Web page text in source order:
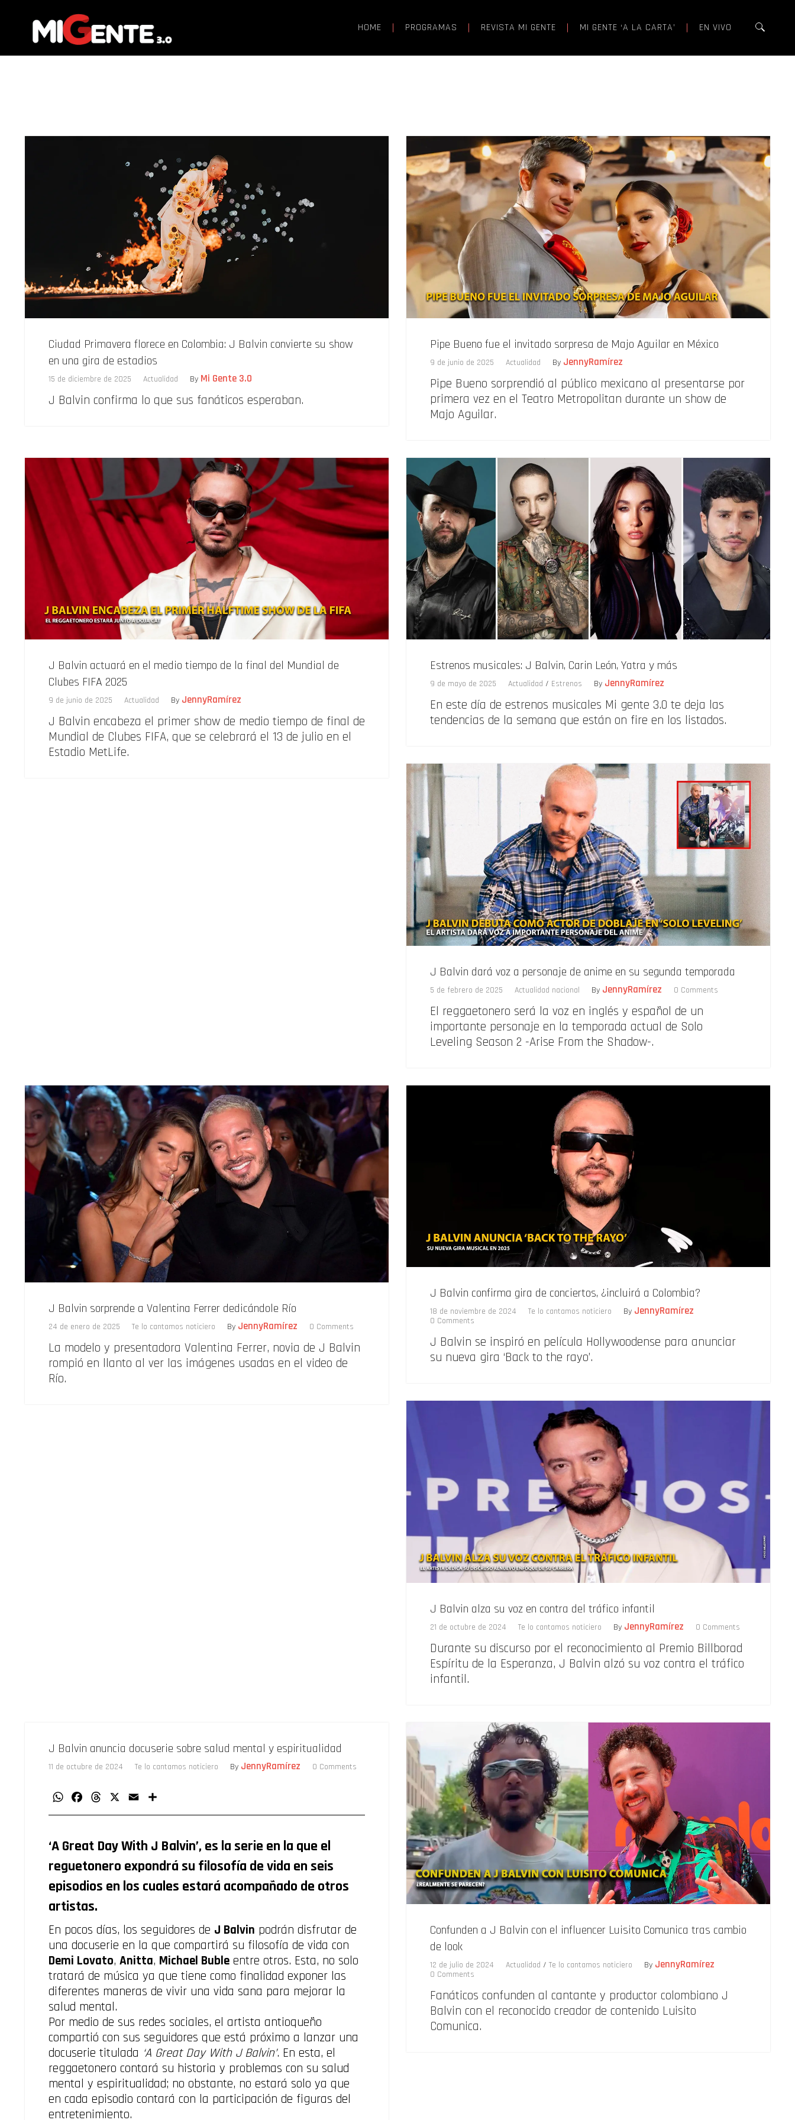
HOME PROGRAMAS REVISTA MI GENTE MI GENTE ‘A LA CARTA’ EN VIVO
Ciudad Primavera florece en Colombia: J Balvin convierte su show
en una gira de estadios
15 de diciembre de 2025 Actualidad By Mi Gente 3.0
J Balvin confirma lo que sus fanáticos esperaban.
Pipe Bueno fue el invitado sorpresa de Majo Aguilar en México
9 de junio de 2025 Actualidad By JennyRamírez
Pipe Bueno sorprendió al público mexicano al presentarse por
primera vez en el Teatro Metropolitan durante un show de
Majo Aguilar.
J Balvin actuará en el medio tiempo de la final del Mundial de
Clubes FIFA 2025
9 de junio de 2025 Actualidad By JennyRamírez
J Balvin encabeza el primer show de medio tiempo de final de
Mundial de Clubes FIFA, que se celebrará el 13 de julio en el
Estadio MetLife.
Estrenos musicales: J Balvin, Carin León, Yatra y más
9 de mayo de 2025 Actualidad / Estrenos By JennyRamírez
En este día de estrenos musicales Mi gente 3.0 te deja las
tendencias de la semana que están on fire en los listados.
J Balvin dará voz a personaje de anime en su segunda temporada
5 de febrero de 2025 Actualidad nacional By JennyRamírez 0 Comments
El reggaetonero será la voz en inglés y español de un
importante personaje en la temporada actual de Solo
Leveling Season 2 -Arise From the Shadow-.
J Balvin sorprende a Valentina Ferrer dedicándole Río
24 de enero de 2025 Te lo cantamos noticiero By JennyRamírez 0 Comments
La modelo y presentadora Valentina Ferrer, novia de J Balvin
rompió en llanto al ver las imágenes usadas en el video de
Río.
J Balvin confirma gira de conciertos, ¿incluirá a Colombia?
18 de noviembre de 2024 Te lo cantamos noticiero By JennyRamírez
0 Comments
J Balvin se inspiró en película Hollywoodense para anunciar
su nueva gira ‘Back to the rayo’.
J Balvin alza su voz en contra del tráfico infantil
21 de octubre de 2024 Te lo cantamos noticiero By JennyRamírez 0 Comments
Durante su discurso por el reconocimiento al Premio Billborad
Espíritu de la Esperanza, J Balvin alzó su voz contra el tráfico
infantil.
J Balvin anuncia docuserie sobre salud mental y espiritualidad
11 de octubre de 2024 Te lo cantamos noticiero By JennyRamírez 0 Comments
WhatsAppFacebookThreads Email
‘A Great Day With J Balvin’, es la serie en la que el
reguetonero expondrá su filosofía de vida en seis
episodios en los cuales estará acompañado de otros
artistas.
En pocos días, los seguidores de J Balvin podrán disfrutar de
una docuserie en la que compartirá su filosofía de vida con
Demi Lovato, Anitta, Michael Buble entre otros. Esta, no solo
tratará de música ya que tiene como finalidad exponer las
diferentes maneras de vivir una vida sana para mejorar la
salud mental.
Por medio de sus redes sociales, el artista antioqueño
compartió con sus seguidores que está próximo a lanzar una
docuserie titulada ‘A Great Day With J Balvin’. En esta, el
reggaetonero contará su historia y problemas con su salud
mental y espiritualidad; no obstante, no estará solo ya que
en cada episodio contará con la participación de figuras del
entretenimiento.
Confunden a J Balvin con el influencer Luisito Comunica tras cambio
de look
12 de julio de 2024 Actualidad / Te lo cantamos noticiero By JennyRamírez
0 Comments
Fanáticos confunden al cantante y productor colombiano J
Balvin con el reconocido creador de contenido Luisito
Comunica.